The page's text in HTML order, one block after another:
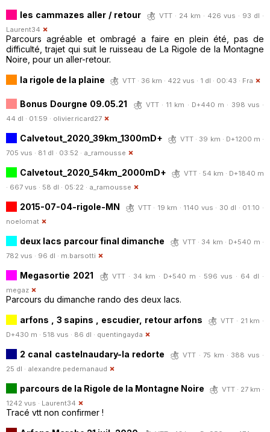
les cammazes aller / retour
VTT · 24 km · 426 vus · 93 dl ·
Laurent34
Parcours agréable et ombragé a faire en plein été, pas de
difficulté, trajet qui suit le ruisseau de La Rigole de la Montagne
Noire, pour un aller-retour.
la rigole de la plaine
VTT · 36 km · 422 vus · 1 dl · 00:43 · Fra
Bonus Dourgne 09.05.21
VTT · 11 km · D+440 m · 398 vus ·
44 dl · 01:59 · olivier.ricard27
Calvetout_2020_39km_1300mD+
VTT · 39 km · D+1200 m ·
705 vus · 81 dl · 03:52 · a_ramousse
Calvetout_2020_54km_2000mD+
VTT · 54 km · D+1840 m
· 667 vus · 58 dl · 05:22 · a_ramousse
2015-07-04-rigole-MN
VTT · 19 km · 1140 vus · 30 dl · 01:10 ·
noelomat
deux lacs parcour final dimanche
VTT · 34 km · D+540 m ·
782 vus · 96 dl · m.barsotti
Megasortie 2021
VTT · 34 km · D+540 m · 596 vus · 64 dl ·
megaz
Parcours du dimanche rando des deux lacs.
arfons , 3 sapins , escudier, retour arfons
VTT · 21 km ·
D+430 m · 518 vus · 86 dl · quentingayda
2 canal castelnaudary-la redorte
VTT · 75 km · 388 vus ·
25 dl · alexandre.pedemanaud
parcours de la Rigole de la Montagne Noire
VTT · 27 km ·
1242 vus · Laurent34
Tracé vtt non confirmer !